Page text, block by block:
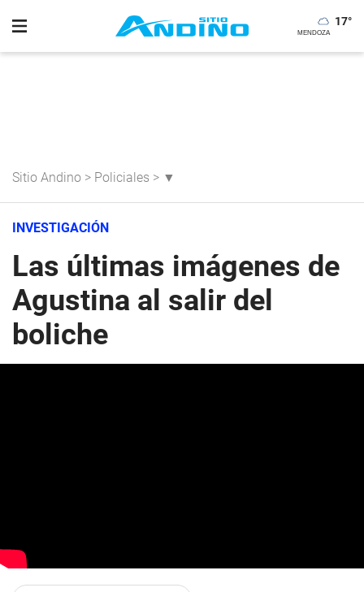
17°
Sitio Andino > Policiales > ▼
INVESTIGACIÓN
Las últimas imágenes de
Agustina al salir del
boliche